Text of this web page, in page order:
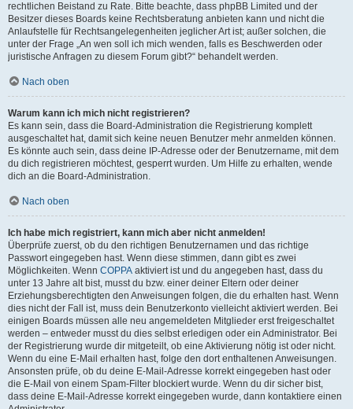
rechtlichen Beistand zu Rate. Bitte beachte, dass phpBB Limited und der
Besitzer dieses Boards keine Rechtsberatung anbieten kann und nicht die
Anlaufstelle für Rechtsangelegenheiten jeglicher Art ist; außer solchen, die
unter der Frage „An wen soll ich mich wenden, falls es Beschwerden oder
juristische Anfragen zu diesem Forum gibt?“ behandelt werden.
Nach oben
Warum kann ich mich nicht registrieren?
Es kann sein, dass die Board-Administration die Registrierung komplett
ausgeschaltet hat, damit sich keine neuen Benutzer mehr anmelden können.
Es könnte auch sein, dass deine IP-Adresse oder der Benutzername, mit dem
du dich registrieren möchtest, gesperrt wurden. Um Hilfe zu erhalten, wende
dich an die Board-Administration.
Nach oben
Ich habe mich registriert, kann mich aber nicht anmelden!
Überprüfe zuerst, ob du den richtigen Benutzernamen und das richtige
Passwort eingegeben hast. Wenn diese stimmen, dann gibt es zwei
Möglichkeiten. Wenn COPPA aktiviert ist und du angegeben hast, dass du
unter 13 Jahre alt bist, musst du bzw. einer deiner Eltern oder deiner
Erziehungsberechtigten den Anweisungen folgen, die du erhalten hast. Wenn
dies nicht der Fall ist, muss dein Benutzerkonto vielleicht aktiviert werden. Bei
einigen Boards müssen alle neu angemeldeten Mitglieder erst freigeschaltet
werden – entweder musst du dies selbst erledigen oder ein Administrator. Bei
der Registrierung wurde dir mitgeteilt, ob eine Aktivierung nötig ist oder nicht.
Wenn du eine E-Mail erhalten hast, folge den dort enthaltenen Anweisungen.
Ansonsten prüfe, ob du deine E-Mail-Adresse korrekt eingegeben hast oder
die E-Mail von einem Spam-Filter blockiert wurde. Wenn du dir sicher bist,
dass deine E-Mail-Adresse korrekt eingegeben wurde, dann kontaktiere einen